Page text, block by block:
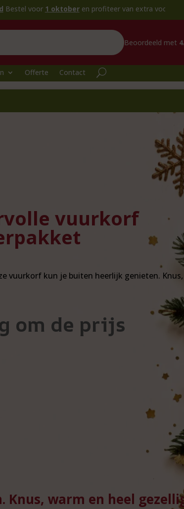
en profiteer van extra voordeel!
Beoordeeld met
Offerte Contact
vuurkorf
vuurkorf kun je buiten heerlijk genieten.
om de prijs
warm en heel